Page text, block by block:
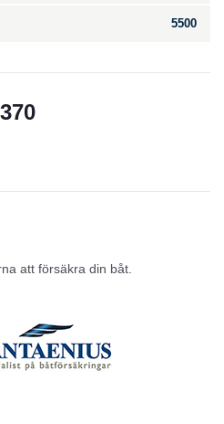
5500
att försäkra din båt.